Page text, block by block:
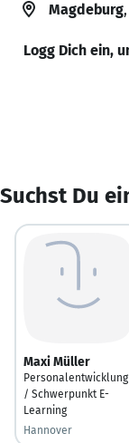
Magdeburg
Logg Dich ein,
Suchst Du
Maxi Müller
Personalentwicklung
/ Schwerpunkt E-
Learning
Hannover